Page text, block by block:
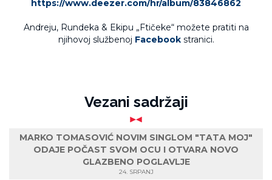
https://www.deezer.com/hr/album/83846862
Andreju, Rundeka & Ekipu „Ftičeke“ možete pratiti na
njihovoj službenoj Facebookstranici.
Vezani sadržaji
MARKO TOMASOVIĆ NOVIM SINGLOM "TATA MOJ"
ODAJE POČAST SVOM OCU I OTVARA NOVO
GLAZBENO POGLAVLJE
24. SRPANJ